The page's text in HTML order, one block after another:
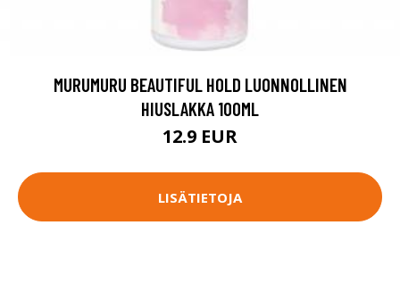
MURUMURU BEAUTIFUL HOLD LUONNOLLINEN
HIUSLAKKA 100ML
12.9 EUR
LISÄTIETOJA